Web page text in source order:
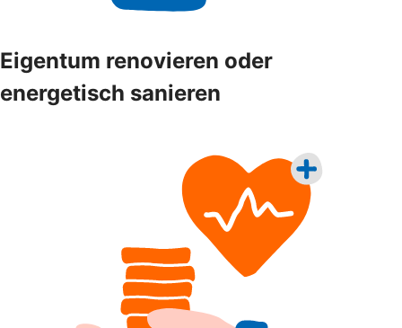
Eigentum renovieren oder
energetisch sanieren